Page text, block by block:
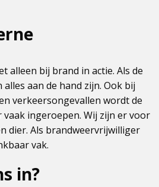
alleen bij brand in actie. Als de
aan de hand zijn. Ook bij
verkeersongevallen wordt de
ingeroepen. Wij zijn er voor
dier. Als brandweervrijwilliger
vak.
in?